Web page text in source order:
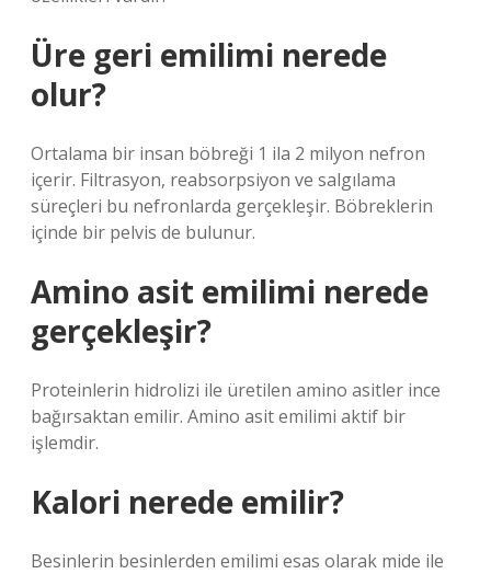
Üre geri emilimi nerede
olur?
Ortalama bir insan böbreği 1 ila 2 milyon nefron
içerir. Filtrasyon, reabsorpsiyon ve salgılama
süreçleri bu nefronlarda gerçekleşir. Böbreklerin
içinde bir pelvis de bulunur.
Amino asit emilimi nerede
gerçekleşir?
Proteinlerin hidrolizi ile üretilen amino asitler ince
bağırsaktan emilir. Amino asit emilimi aktif bir
işlemdir.
Kalori nerede emilir?
Besinlerin besinlerden emilimi esas olarak mide ile